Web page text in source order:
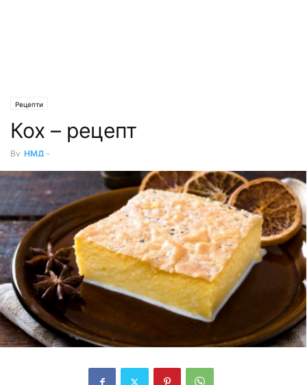
Рецепти
Кох – рецепт
By НМД -